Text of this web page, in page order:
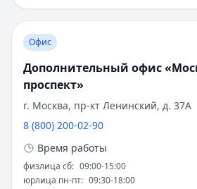
Рейтинг:4.6(15 отзывов)
ВТБ— Наличные на авто
Рейтинг:4.8
— Драйв лайт
Рейтинг:4.6(15 отзывов)
Все автокредиты
Ипотека — лучшие предложения
Альфа-Банк— Семейная ипотека
Рейтинг:4.9
Совкомбанк— Семейная ипотека
Рейтинг:4.9
экологических проектов
окружающую среду. Развитие
инфраструктуры продолжается,
образовательные инициативы
агробизнеса набирают
Достижения и признание
Профессиональное
оценивает работу банка:
Офис
Дополнительный офис
проспект»
г. Москва, пр-кт Ленинский, д. 37А
8 (800) 200-02-90
Время работы
физлица сб: 09:00-15:00
юрлица пн-пт: 09:30-18:00